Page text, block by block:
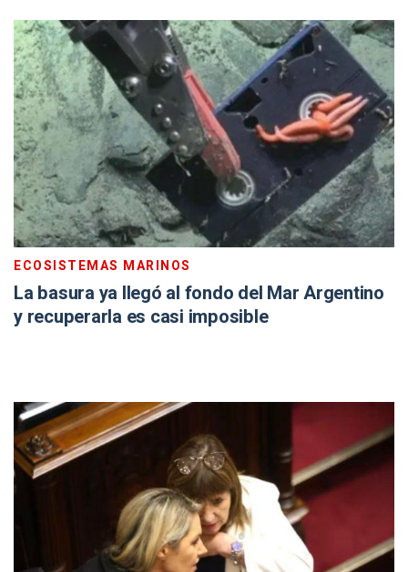
ECOSISTEMAS MARINOS
La basura ya llegó al fondo del Mar Argentino
y recuperarla es casi imposible